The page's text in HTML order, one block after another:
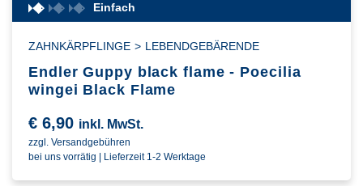
Einfach
ZAHNKÄRPFLINGE > LEBENDGEBÄRENDE
Endler Guppy black flame - Poecilia
wingei Black Flame
€ 6,90 inkl. MwSt.
zzgl. Versandgebühren
bei uns vorrätig | Lieferzeit 1-2 Werktage